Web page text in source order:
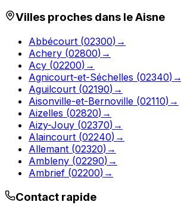
Villes proches dans leAisne
Abbécourt (02300) →
Achery (02800) →
Acy (02200) →
Agnicourt-et-Séchelles (02340) →
Aguilcourt (02190) →
Aisonville-et-Bernoville (02110) →
Aizelles (02820) →
Aizy-Jouy (02370) →
Alaincourt (02240) →
Allemant (02320) →
Ambleny (02290) →
Ambrief (02200) →
Contact rapide